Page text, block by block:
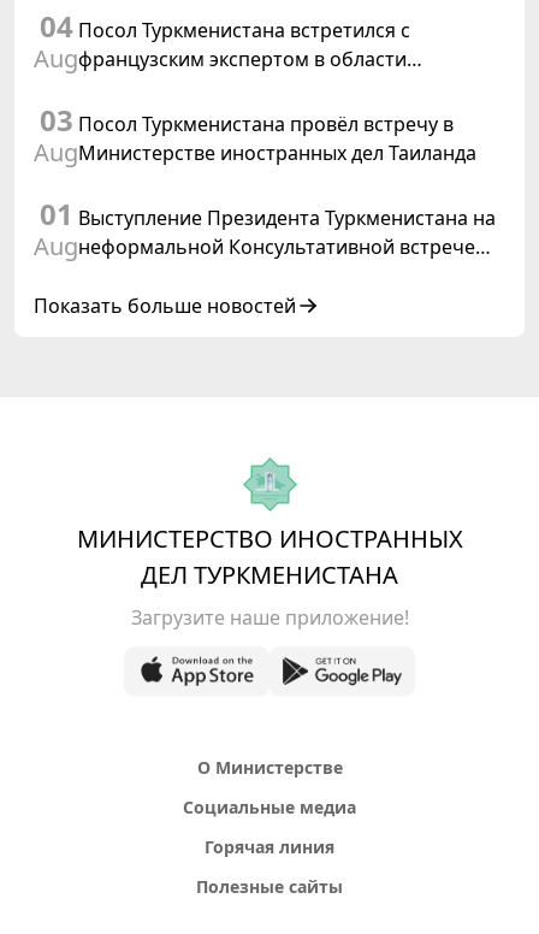
04
Aug
Посол Туркменистана встретился с
французским экспертом в области
03
Aug
Посол Туркменистана провёл встречу в
Министерстве иностранных дел Таиланда
01
Aug
Выступление Президента Туркменистана на
неформальной Консультативной встрече
Азербайджанской Республики
Показать больше новостей
МИНИСТЕРСТВО ИНОСТРАННЫХ
ДЕЛ ТУРКМЕНИСТАНА
Загрузите наше приложение!
О Министерстве
Социальные медиа
Горячая линия
Полезные сайты